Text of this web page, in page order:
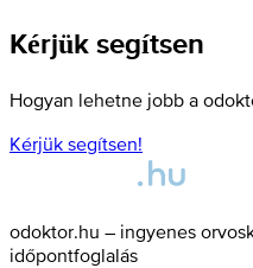
Kérjük segítsen
Hogyan lehetne jobb a
Kérjük segítsen!
odoktor.hu – ingyenes
időpontfoglalás